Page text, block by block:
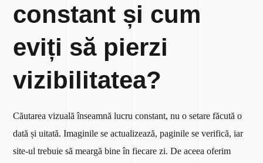
constant și cum
eviți să pierzi
vizibilitatea?
Căutarea vizuală înseamnă lucru constant, nu o setare făcută o
dată și uitată. Imaginile se actualizează, paginile se verifică, iar
site-ul trebuie să meargă bine în fiecare zi. De aceea oferim